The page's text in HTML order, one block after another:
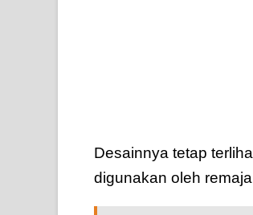
Desainnya tetap
digunakan oleh